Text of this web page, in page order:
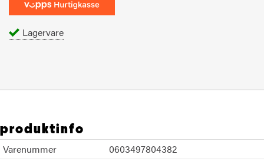
Lagervare
produktinfo
Varenummer
0603497804382